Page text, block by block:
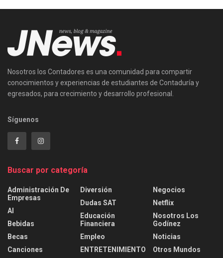
Nosotros los Contadores es una comunidad para compartir
conocimientos y experiencias de estudiantes de Contaduría y
egresados, para crecimiento y desarrollo profesional.
Síguenos
Buscar por categoría
Administración De
Empresas
AI
Bebidas
Becas
Canciones
Diversión
Dudas SAT
Educación
Financiera
Empleo
ENTRETENIMIENTO
Negocios
Netflix
Nosotros Los
Godínez
Noticias
Otros Mundos